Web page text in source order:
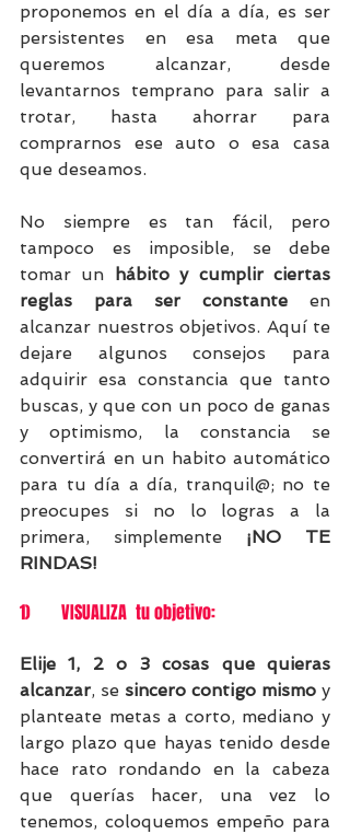
proponemos en el día a día, es ser
persistentes en esa meta que
queremos alcanzar, desde
levantarnos temprano para salir a
trotar, hasta ahorrar para
comprarnos ese auto o esa casa
que deseamos.
No siempre es tan fácil, pero
tampoco es imposible, se debe
tomar un
hábito y cumplir ciertas
reglas para ser constante en
alcanzar nuestros objetivos. Aquí te
dejare algunos consejos para
adquirir esa constancia que tanto
buscas, y que con un poco de ganas
y optimismo, la constancia se
convertirá en un habito automático
para tu día a día, tranquil@; no te
preocupes si no lo logras a la
primera, simplemente ¡NO TE
RINDAS!
1)       VISUALIZA  tu objetivo:
Elije 1, 2 o 3 cosas que quieras
alcanzar, se sincero contigo mismo y
planteate metas a corto, mediano y
largo plazo que hayas tenido desde
hace rato rondando en la cabeza
que querías hacer, una vez lo
tenemos, coloquemos empeño para